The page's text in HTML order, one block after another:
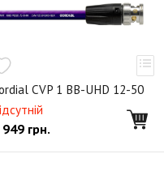
CVP 1 BB-UHD 12-50
949 грн.